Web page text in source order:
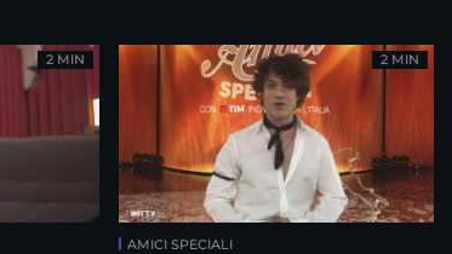
2 MIN
AMICI SPECIALI
2 MIN